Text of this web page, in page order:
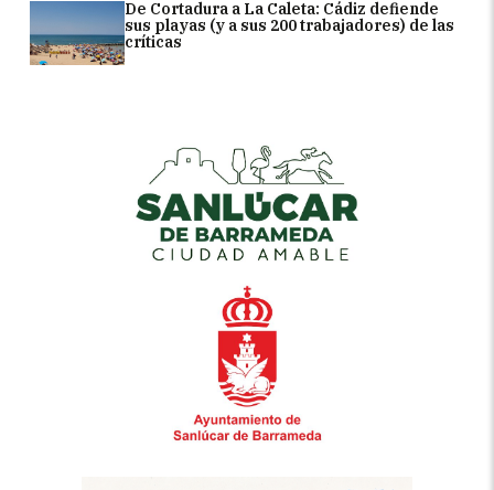
De Cortadura a La Caleta: Cádiz defiende
sus playas (y a sus 200 trabajadores) de las
críticas